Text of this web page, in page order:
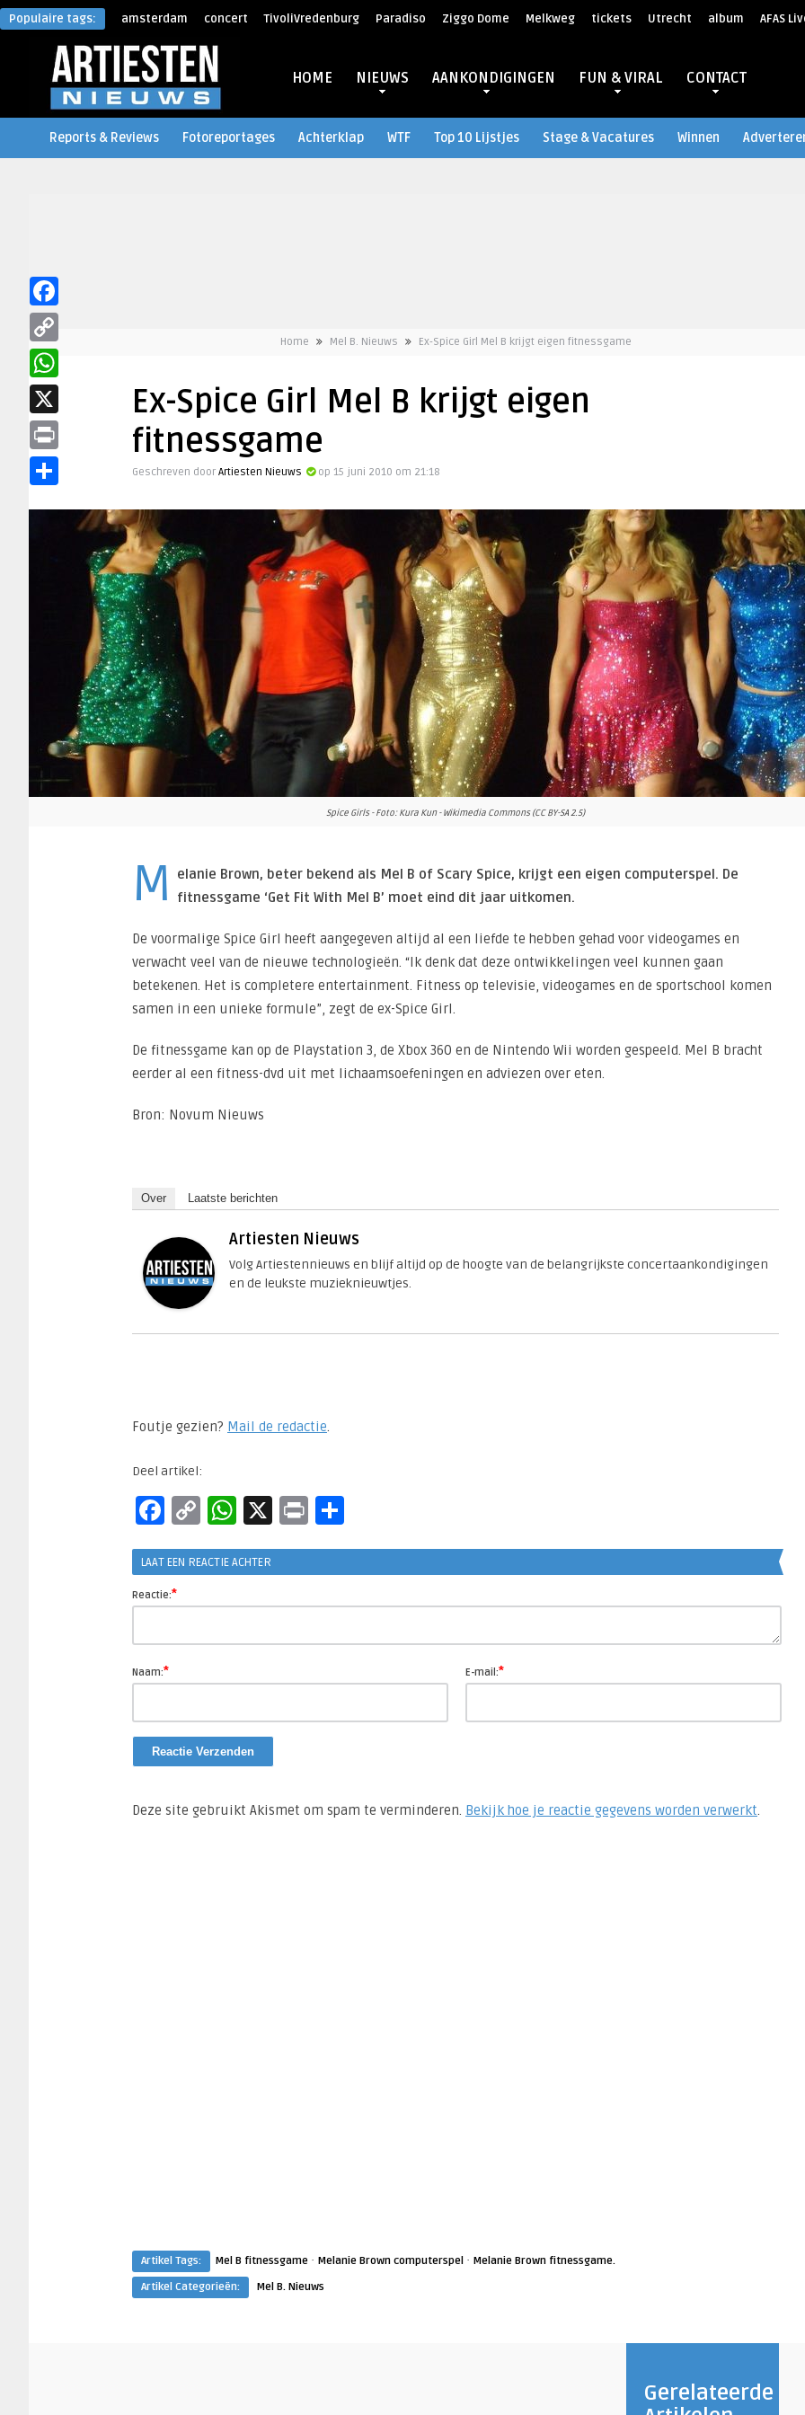
Populaire tags: amsterdam concert TivoliVredenburg Paradiso Ziggo Dome Melkweg tickets Utrecht album AFAS
HOME NIEUWS AANKONDIGINGEN FUN & VIRAL CONTACT
Reports & Reviews Fotoreportages Achterklap WTF Top 10 Lijstjes Stage & Vacatures Winnen
Home Mel B. Nieuws Ex-Spice Girl Mel B krijgt eigen fitnessgame
Ex-Spice Girl Mel B krijgt eigen
fitnessgame
Geschreven door Artiesten Nieuws op 15 juni 2010 om 21:18
Spice Girls - Foto: Kura Kun - Wikimedia Commons (CC BY-SA 2.5)
M
elanie Brown, beter bekend als Mel B of Scary Spice, krijgt een eigen computerspel. De
fitnessgame ‘Get Fit With Mel B’ moet eind dit jaar uitkomen.
De voormalige Spice Girl heeft aangegeven altijd al een liefde te hebben gehad voor videogames en
verwacht veel van de nieuwe technologieën. “Ik denk dat deze ontwikkelingen veel kunnen gaan
betekenen. Het is completere entertainment. Fitness op televisie, videogames en de sportschool komen
samen in een unieke formule”, zegt de ex-Spice Girl.
De fitnessgame kan op de Playstation 3, de Xbox 360 en de Nintendo Wii worden gespeeld. Mel B bracht
eerder al een fitness-dvd uit met lichaamsoefeningen en adviezen over eten.
Bron: Novum Nieuws
Over Laatste berichten
Artiesten Nieuws
Volg Artiestennieuws en blijf altijd op de hoogte van de belangrijkste concertaankondigingen
en de leukste muzieknieuwtjes.
Foutje gezien? Mail de redactie.​
Deel artikel:
Facebook
CopyWhatsApp
X Print
LAAT EEN REACTIE ACHTER
Reactie:*
Naam:* E-mail:*
Deze site gebruikt Akismet om spam te verminderen. Bekijk hoe je reactie gegevens worden verwerkt.
Artikel Tags: Mel B fitnessgame · Melanie Brown computerspel · Melanie Brown fitnessgame.
Artikel Categorieën:
Mel B. Nieuws
Gerelateerde
Facebook
Copy
Link
WhatsApp
X
Print